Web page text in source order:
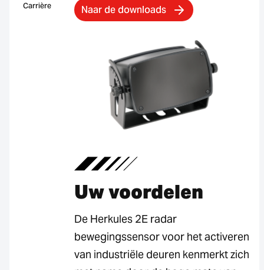
Carrière Naar de downloads
Uw voordelen
De Herkules 2E radar
bewegingssensor voor het activeren
van industriële deuren kenmerkt zich